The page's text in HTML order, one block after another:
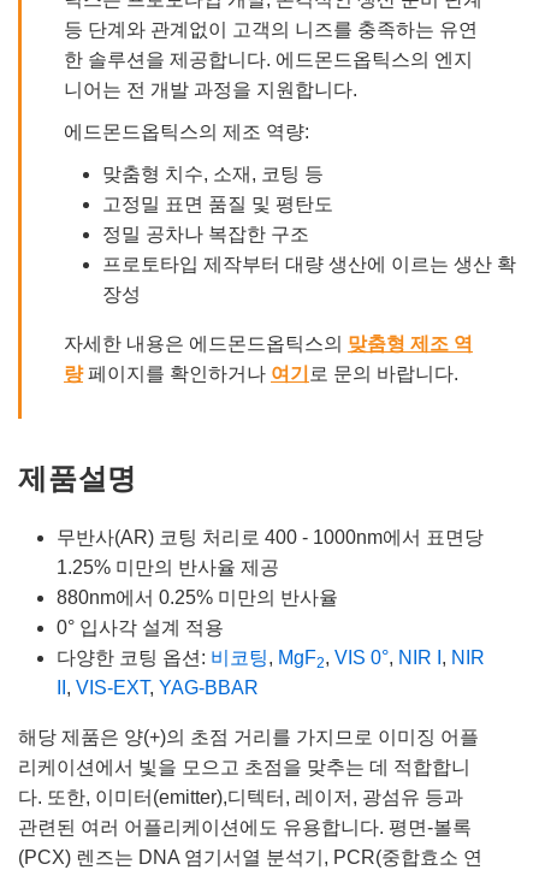
등 단계와 관계없이 고객의 니즈를 충족하는 유연
한 솔루션을 제공합니다. 에드몬드옵틱스의 엔지
니어는 전 개발 과정을 지원합니다.
에드몬드옵틱스의 제조 역량:
맞춤형 치수, 소재, 코팅 등
고정밀 표면 품질 및 평탄도
정밀 공차나 복잡한 구조
프로토타입 제작부터 대량 생산에 이르는 생산 확
장성
자세한 내용은 에드몬드옵틱스의 맞춤형 제조 역
량페이지를 확인하거나 여기 로 문의 바랍니다.
제품설명
무반사(AR) 코팅 처리로 400 - 1000nm에서 표면당
1.25% 미만의 반사율 제공
880nm에서 0.25% 미만의 반사율
0° 입사각 설계 적용
다양한 코팅 옵션: 비코팅, MgF2, VIS 0°, NIR I , NIR
, VIS-EXT, YAG-BBAR
해당 제품은 양(+)의 초점 거리를 가지므로 이미징 어플
리케이션에서 빛을 모으고 초점을 맞추는 데 적합합니
다. 또한, 이미터(emitter),디텍터, 레이저, 광섬유 등과
관련된 여러 어플리케이션에도 유용합니다. 평면-볼록
(PCX) 렌즈는 DNA 염기서열 분석기, PCR(중합효소 연